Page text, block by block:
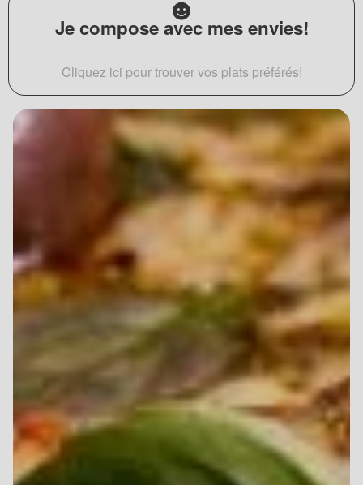
Je compose avec mes envies!
Cliquez ici pour trouver vos plats préférés!